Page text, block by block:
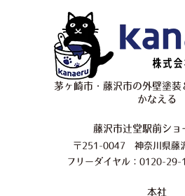
茅ヶ崎市・藤沢市の外壁塗装
かなえる
藤沢市辻堂駅前ショ
〒251-0047 神奈川県藤
フリーダイヤル：0120-29-
本社